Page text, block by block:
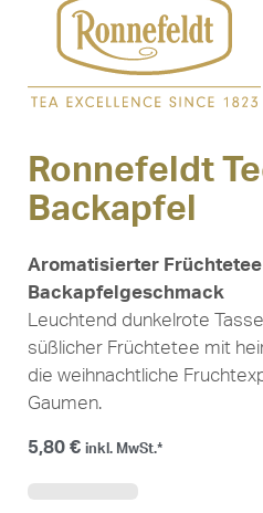
Ronnefeldt
Backapfel
Aromatisierter
Backapfelgeschmack
Leuchtend dunkelrote
süßlicher Früchtetee mit
die weihnachtliche
Gaumen.
5,80 € inkl. MwSt.*